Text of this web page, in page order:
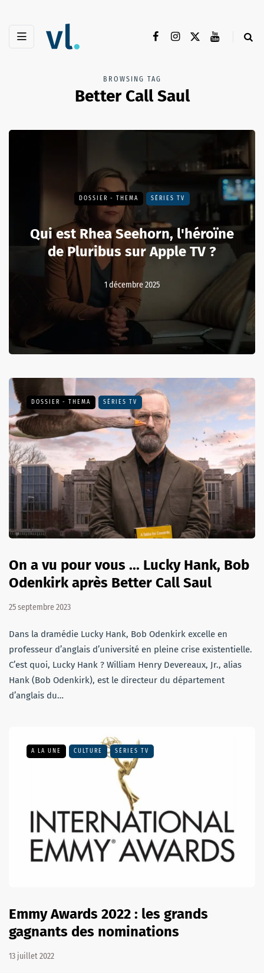
BROWSING TAG
Better Call Saul
DOSSIER - THEMA SÉRIES TV
Qui est Rhea Seehorn, l'héroïne
de Pluribus sur Apple TV ?
1 décembre 2025
DOSSIER - THEMA SÉRIES TV
On a vu pour vous ... Lucky Hank, Bob
Odenkirk après Better Call Saul
25 septembre 2023
Dans la dramédie Lucky Hank, Bob Odenkirk excelle en
professeur d’anglais d’université en pleine crise existentielle.
C’est quoi, Lucky Hank ? William Henry Devereaux, Jr., alias
Hank (Bob Odenkirk), est le directeur du département
d’anglais du…
A LA UNE CULTURE SÉRIES TV
Emmy Awards 2022 : les grands
gagnants des nominations
13 juillet 2022